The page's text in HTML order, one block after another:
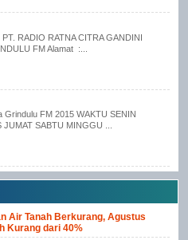
RADIO RATNA CITRA GANDINI
FM Alamat :...
Grindulu FM 2015 WAKTU SENIN
JUMAT SABTU MINGGU ...
Air Tanah Berkurang, Agustus
Kurang dari 40%